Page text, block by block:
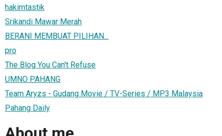
hakimtastik
Srikandi Mawar Merah
BERANI MEMBUAT PILIHAN...
pro
The Blog You Can't Refuse
UMNO PAHANG
Team Aryzs - Gudang Movie / TV-Series / MP3 Malaysia
Pahang Daily